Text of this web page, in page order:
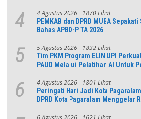
4 4 Agustus 2026 1870 Lihat
PEMKAB dan DPRD MUBA
Bahas APBD-P TA 2026
5 5 Agustus 2026 1832 Lihat
Tim PKM Program ELIN UPI
PAUD Melalui Pelatihan AI Untuk
6 4 Agustus 2026 1801 Lihat
Peringati Hari Jadi Kota
DPRD Kota Pagaralam Menggelar